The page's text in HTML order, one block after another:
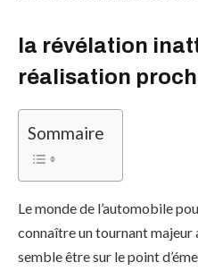
la révélation
réalisation
Sommaire
Le monde de l’automobile
connaître un tournant
semble être sur le point